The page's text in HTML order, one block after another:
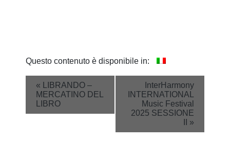
Questo contenuto è disponibile in:
Event
Navigation
« LIBRANDO –
MERCATINO DEL
LIBRO
InterHarmony
INTERNATIONAL
Music Festival
2025 SESSIONE
»